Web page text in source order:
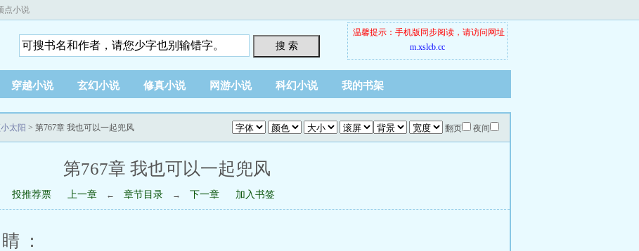
点小说
搜 索
温馨提示：手机版同步阅读，请访问网址
m.xslcb.cc
穿越小说 玄幻小说 修真小说 网游小说 科幻小说 我的书架
翻页 夜间
太阳 > 第767章 我也可以一起兜风
第767章 我也可以一起兜风
投推荐票 上一章 ← 章节目录 → 下一章 加入书签
：